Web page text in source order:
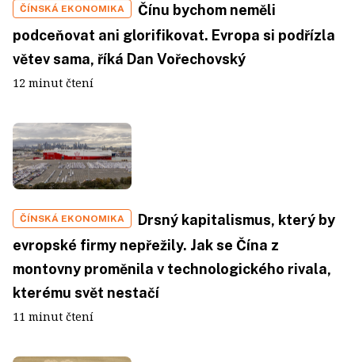
ČÍNSKÁ EKONOMIKA
Čínu bychom neměli
podceňovat ani glorifikovat. Evropa si podřízla
větev sama, říká Dan Vořechovský
12 minut čtení
ČÍNSKÁ EKONOMIKA
Drsný kapitalismus, který by
evropské firmy nepřežily. Jak se Čína z
montovny proměnila v technologického rivala,
kterému svět nestačí
11 minut čtení